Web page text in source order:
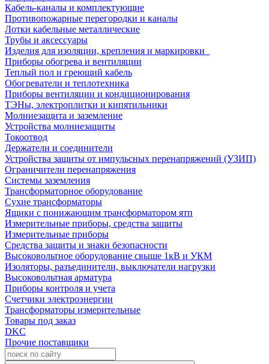
Кабель-каналы и комплектующие
Противопожарные перегородки и каналы
Лотки кабельные металлические
Трубы и аксессуары
Изделия для изоляции, крепления и маркировки
Приборы обогрева и вентиляции
Теплый пол и греющий кабель
Обогреватели и теплотехника
Приборы вентиляции и кондиционирования
ТЭНы, электроплитки и кипятильники
Молниезащита и заземление
Устройства молниезащиты
Токоотвод
Держатели и соединители
Устройства защиты от импульсных перенапряжений (УЗИП)
Ограничители перенапряжения
Системы заземления
Трансформаторное оборудование
Сухие трансформаторы
Ящики с понижающим трансформатором ятп
Измерительные приборы, средства защиты
Измерительные приборы
Средства защиты и знаки безопасности
Высоковольтное оборудование свыше 1кВ и УКМ
Изоляторы, разъединители, выключатели нагрузки
Высоковольтная арматура
Приборы контроля и учета
Счетчики электроэнергии
Трансформаторы измерительные
Товары под заказ
DKC
Прочие поставщики